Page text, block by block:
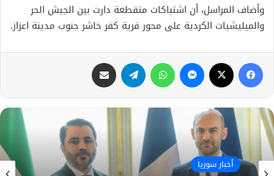
وأضاف المراسل، أن اشتباكات متقطعة دارت بين الجيش الحر
والميليشيات الكردية على محور قرية كفر خاشر جنوب مدينة اعزاز.
فيسبوك ماسنجر واتساب تيلقرام
أخبار سوريا